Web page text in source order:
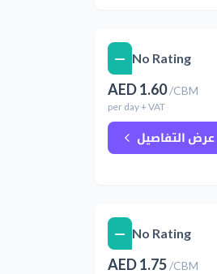
No Rating
—
AED1.60/CBM
per day+ VAT
عرض التفاصيل
No Rating
—
AED1.75/CBM